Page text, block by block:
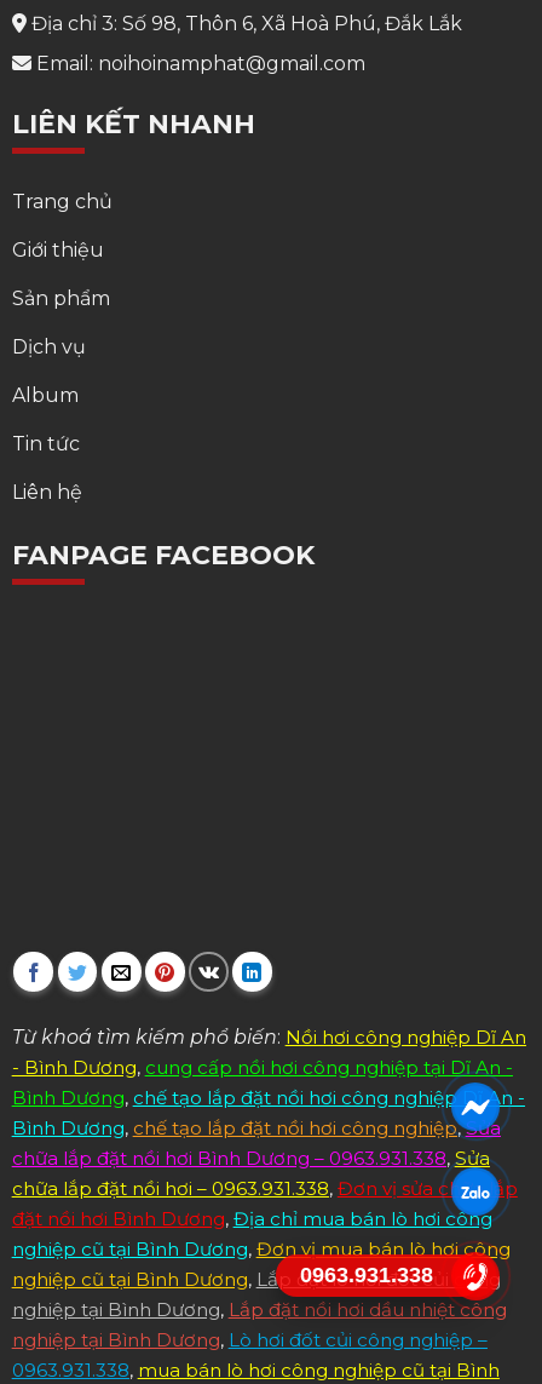
Địa chỉ 3: Số 98, Thôn 6, Xã Hoà Phú, Đắk Lắk
Email: noihoinamphat@gmail.com
LIÊN KẾT NHANH
Trang chủ
Giới thiệu
Sản phẩm
Dịch vụ
Album
Tin tức
Liên hệ
FANPAGE FACEBOOK
Từ khoá tìm kiếm phổ biến: Nồi hơi công nghiệp Dĩ An
- Bình Dương, cung cấp nồi hơi công nghiệp tại Dĩ An -
Bình Dương, chế tạo lắp đặt nồi hơi công nghiệp Dĩ An -
Bình Dương, chế tạo lắp đặt nồi hơi công nghiệp,Sửa
chữa lắp đặt nồi hơi Bình Dương – 0963.931.338, Sửa
chữa lắp đặt nồi hơi – 0963.931.338, Đơn vị sửa chữa lắp
đặt nồi hơi Bình Dương, Địa chỉ mua bán lò hơi công
nghiệp cũ tại Bình Dương, Đơn vị mua bán lò hơi công
nghiệp cũ tại Bình Dương, Lắp đặt lò hơi đốt củi công
nghiệp tại Bình Dương, Lắp đặt nồi hơi dầu nhiệt công
nghiệp tại Bình Dương, Lò hơi đốt củi công nghiệp –
0963.931.338, mua bán lò hơi công nghiệp cũ tại Bình
0963.931.338